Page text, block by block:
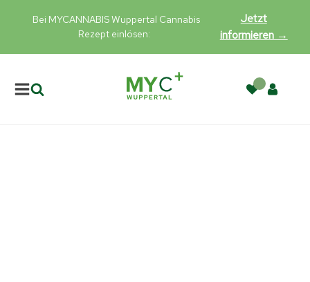
Bei MYCANNABIS Wuppertal Cannabis
Rezept einlösen:
Jetzt
informieren →